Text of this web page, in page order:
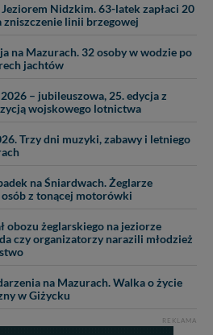
Nidzkim. 63-latek zapłaci 20
zniszczenie linii brzegowej
na Mazurach. 32 osoby w wodzie po
jachtów
– jubileuszowa, 25. edycja z
wojskowego lotnictwa
Trzy dni muzyki, zabawy i letniego
na Śniardwach. Żeglarze
z tonącej motorówki
obozu żeglarskiego na jeziorze
czy organizatorzy narazili młodzież
na Mazurach. Walka o życie
w Giżycku
REKLAMA
Borkowska, z siedzibą ul.
Możesz z nami
zażądać dostępu do swoich
Pamiętaj jednak, że nie
zrealizowanie Twoich
informacji zawartych w plikach
umożliwia Ci skasowanie